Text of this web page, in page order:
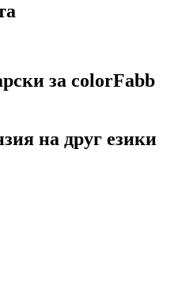
за colorFabb
на друг езики